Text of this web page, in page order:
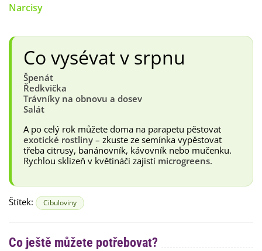
Narcisy
Co vysévat v srpnu
Špenát
Ředkvička
Trávníky na obnovu a dosev
Salát
A po celý rok můžete doma na parapetu pěstovat
exotické rostliny – zkuste ze semínka vypěstovat
třeba citrusy, banánovník, kávovník nebo mučenku.
Rychlou sklizeň v květináči zajistí microgreens.
Štítek: Cibuloviny
Co ještě můžete potřebovat?